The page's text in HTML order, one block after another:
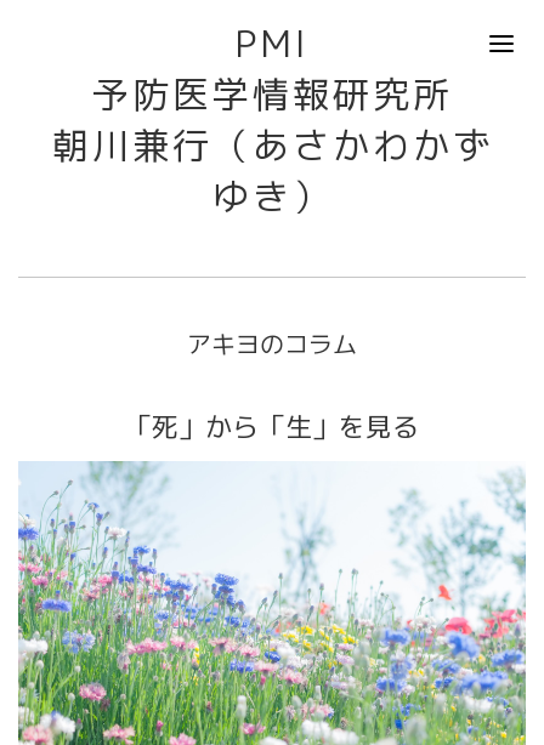
PMI
予防医学情報研究所
朝川兼行（あさかわかず
ゆき）
アキヨのコラム
「死」から「生」を見る